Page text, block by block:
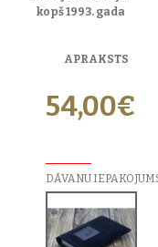
kopš 1993. gada
APRAKSTS
54,00€
DĀVANU